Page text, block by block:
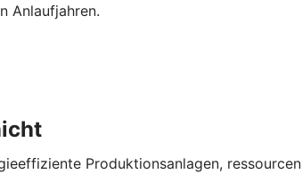
Anlaufjahren.
Produktionsanlagen,